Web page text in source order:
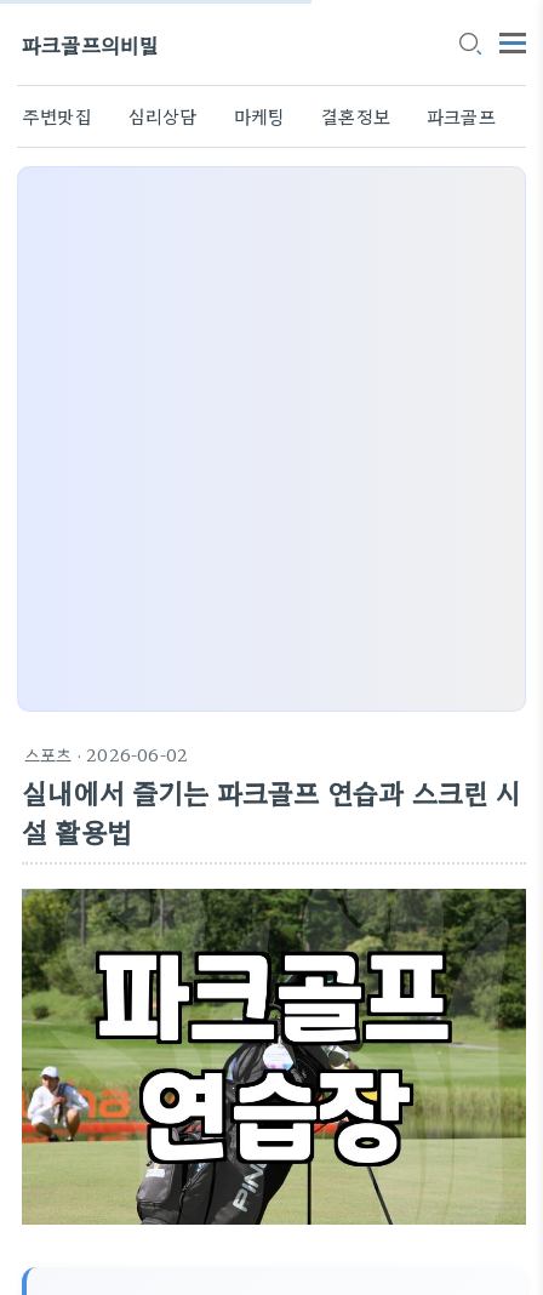
파크골프의비밀
주변맛집 심리상담 마케팅 결혼정보 파크골프
스포츠 · 2026-06-02
실내에서 즐기는 파크골프 연습과 스크린 시
설 활용법